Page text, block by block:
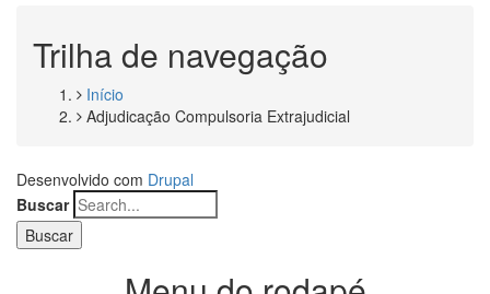
Trilha de navegação
Início
Adjudicação Compulsoria Extrajudicial
Desenvolvido com Drupal
Buscar